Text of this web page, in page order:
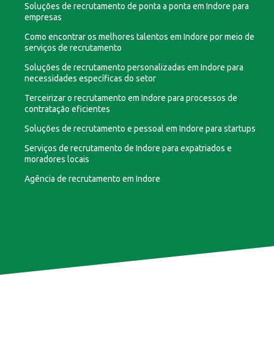
Soluções de recrutamento de ponta a ponta em Indore para
empresas
Como encontrar os melhores talentos em Indore por meio de
serviços de recrutamento
Soluções de recrutamento personalizadas em Indore para
necessidades específicas do setor
Terceirizar o recrutamento em Indore para processos de
contratação eficientes
Soluções de recrutamento e pessoal em Indore para startups
Serviços de recrutamento de Indore para expatriados e
moradores locais
Agência de recrutamento em Indore